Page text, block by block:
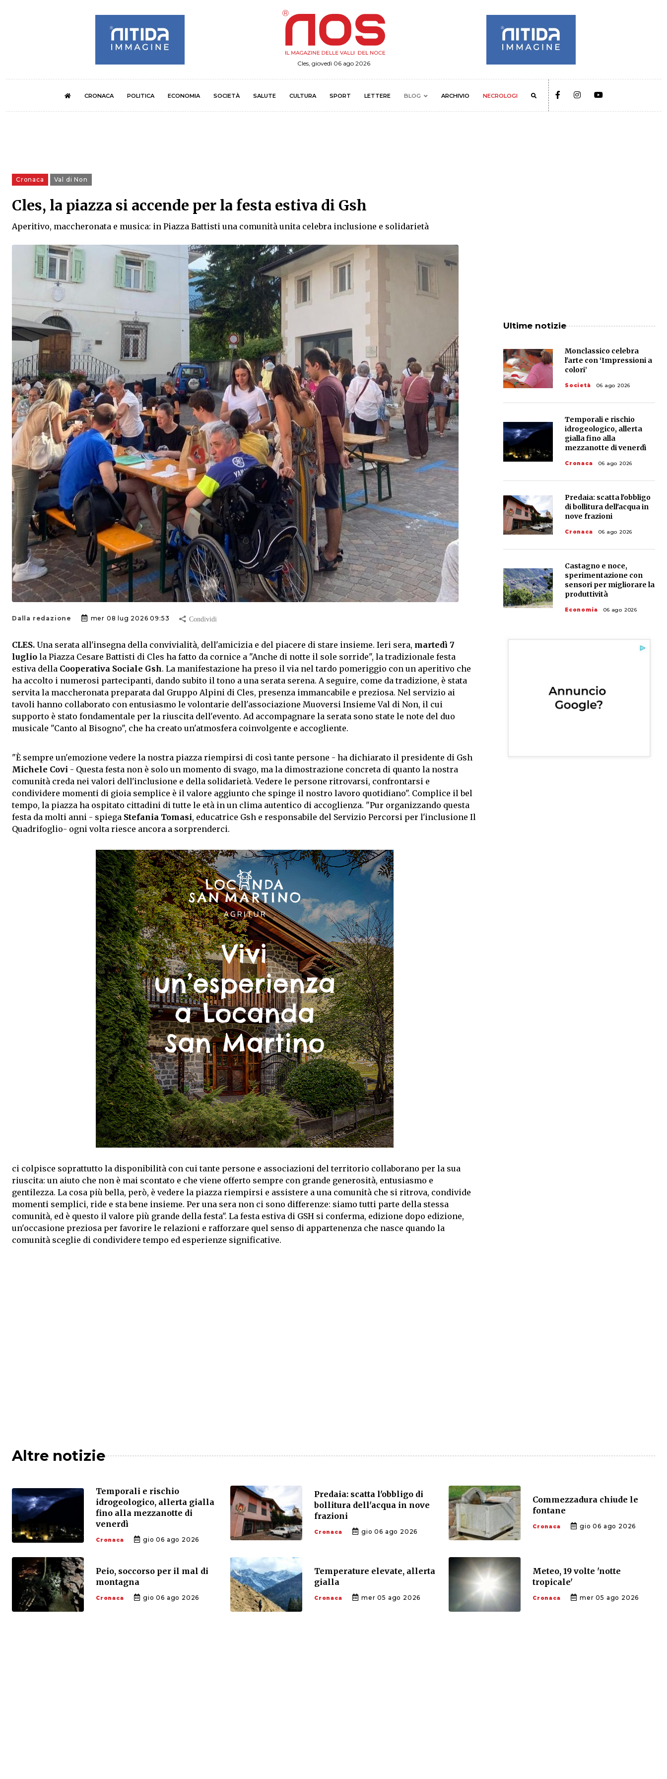
Cles, giovedì 06 ago 2026
CRONACA POLITICA ECONOMIA SOCIETÀ SALUTE CULTURA SPORT LETTERE BLOG ARCHIVIO NECROLOGI
Cronaca Val di Non
Cles, la piazza si accende per la festa estiva di Gsh
Aperitivo, maccheronata e musica: in Piazza Battisti una comunità unita celebra inclusione e solidarietà
Dalla redazione mer 08 lug 2026 09:53
CLES. Una serata all'insegna della convivialità, dell'amicizia e del piacere di stare insieme. Ieri sera, martedì 7
luglio la Piazza Cesare Battisti di Cles ha fatto da cornice a "Anche di notte il sole sorride", la tradizionale festa
estiva della Cooperativa Sociale Gsh. La manifestazione ha preso il via nel tardo pomeriggio con un aperitivo che
ha accolto i numerosi partecipanti, dando subito il tono a una serata serena. A seguire, come da tradizione, è stata
servita la maccheronata preparata dal Gruppo Alpini di Cles, presenza immancabile e preziosa. Nel servizio ai
tavoli hanno collaborato con entusiasmo le volontarie dell'associazione Muoversi Insieme Val di Non, il cui
supporto è stato fondamentale per la riuscita dell'evento. Ad accompagnare la serata sono state le note del duo
musicale "Canto al Bisogno", che ha creato un'atmosfera coinvolgente e accogliente.
"È sempre un'emozione vedere la nostra piazza riempirsi di così tante persone - ha dichiarato il presidente di Gsh
Michele Covi - Questa festa non è solo un momento di svago, ma la dimostrazione concreta di quanto la nostra
comunità creda nei valori dell'inclusione e della solidarietà. Vedere le persone ritrovarsi, confrontarsi e
condividere momenti di gioia semplice è il valore aggiunto che spinge il nostro lavoro quotidiano". Complice il bel
tempo, la piazza ha ospitato cittadini di tutte le età in un clima autentico di accoglienza. "Pur organizzando questa
festa da molti anni - spiega Stefania Tomasi, educatrice Gsh e responsabile del Servizio Percorsi per l'inclusione Il
Quadrifoglio- ogni volta riesce ancora a sorprenderci.
ci colpisce soprattutto la disponibilità con cui tante persone e associazioni del territorio collaborano per la sua
riuscita: un aiuto che non è mai scontato e che viene offerto sempre con grande generosità, entusiasmo e
gentilezza. La cosa più bella, però, è vedere la piazza riempirsi e assistere a una comunità che si ritrova, condivide
momenti semplici, ride e sta bene insieme. Per una sera non ci sono differenze: siamo tutti parte della stessa
comunità, ed è questo il valore più grande della festa". La festa estiva di GSH si conferma, edizione dopo edizione,
un'occasione preziosa per favorire le relazioni e rafforzare quel senso di appartenenza che nasce quando la
comunità sceglie di condividere tempo ed esperienze significative.
Ultime notizie
Monclassico celebra
l'arte con ‘Impressioni a
colori’
Società 06 ago 2026
Temporali e rischio
idrogeologico, allerta
gialla fino alla
mezzanotte di venerdì
Cronaca 06 ago 2026
Predaia: scatta l'obbligo
di bollitura dell'acqua in
nove frazioni
Cronaca 06 ago 2026
Castagno e noce,
sperimentazione con
sensori per migliorare la
produttività
Economia 06 ago 2026
Altre notizie
Temporali e rischio
idrogeologico, allerta gialla
fino alla mezzanotte di
venerdì
Cronaca gio 06 ago 2026
Predaia: scatta l'obbligo di
bollitura dell'acqua in nove
frazioni
Cronaca gio 06 ago 2026
Commezzadura chiude le
fontane
Cronaca gio 06 ago 2026
Peio, soccorso per il mal di
montagna
Cronaca gio 06 ago 2026
Temperature elevate, allerta
gialla
Cronaca mer 05 ago 2026
Meteo, 19 volte 'notte
tropicale'
Cronaca mer 05 ago 2026